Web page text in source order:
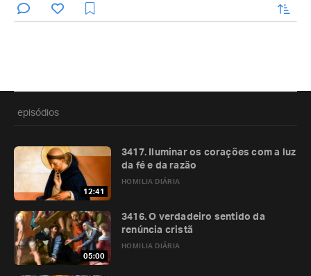
enviar
episódios
12:41
HOMILIA DIÁRIA
3417. Iluminar os corações com a luz
da fé e da razão
05:00
HOMILIA DIÁRIA
3416. O verdadeiro sentido da
renúncia cristã